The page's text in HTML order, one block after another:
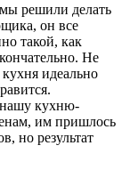
решили делать
он все
такой, как
Не
идеально
нашу кухню-
им пришлось
но результат